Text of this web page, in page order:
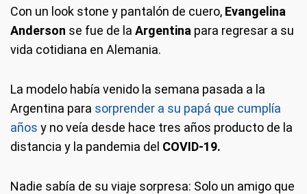
Con un look stone y pantalón de cuero, Evangelina
Anderson se fue de la Argentina para regresar a su
vida cotidiana en Alemania.
La modelo había venido la semana pasada a la
Argentina para sorprender a su papá que cumplía
años y no veía desde hace tres años producto de la
distancia y la pandemia del COVID-19.
Nadie sabía de su viaje sorpresa: Solo un amigo que